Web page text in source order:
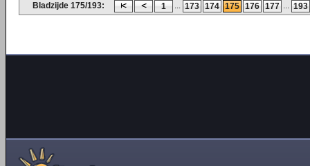
Bladzijde 175/193: 1 ... 173 174 175 176 177 ... 193